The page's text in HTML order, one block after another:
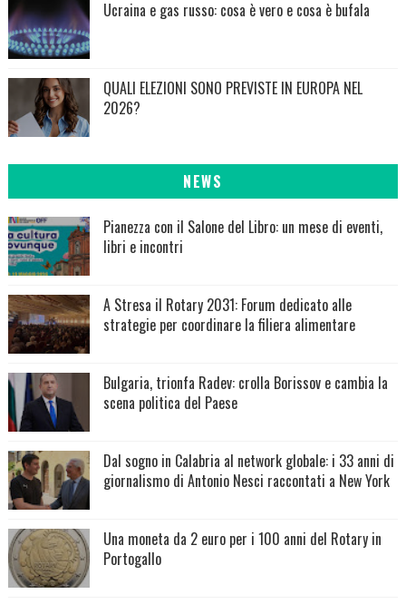
Ucraina e gas russo: cosa è vero e cosa è bufala
QUALI ELEZIONI SONO PREVISTE IN EUROPA NEL
2026?
NEWS
Pianezza con il Salone del Libro: un mese di eventi,
libri e incontri
A Stresa il Rotary 2031: Forum dedicato alle
strategie per coordinare la filiera alimentare
Bulgaria, trionfa Radev: crolla Borissov e cambia la
scena politica del Paese
Dal sogno in Calabria al network globale: i 33 anni di
giornalismo di Antonio Nesci raccontati a New York
Una moneta da 2 euro per i 100 anni del Rotary in
Portogallo